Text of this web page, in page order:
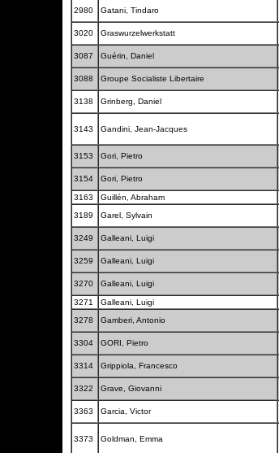
2980
Gatani, Tindaro
3020 Graswurzelwerkstatt
3087 Guérin, Daniel
3088 Groupe Socialiste Libertaire
3138 Grinberg, Daniel
3143 Gandini, Jean-Jacques
3153
Gori, Pietro
3154
Gori, Pietro
3163 Guillén, Abraham
3189
Garel, Sylvain
3249 Galleani, Luigi
3259 Galleani, Luigi
3270 Galleani, Luigi
3271 Galleani, Luigi
3278
Gamberi, Antonio
3304 GORI, Pietro
3314 Grippiola, Francesco
3322
Grave, Giovanni
3363 Garcia, Victor
3373 Goldman, Emma